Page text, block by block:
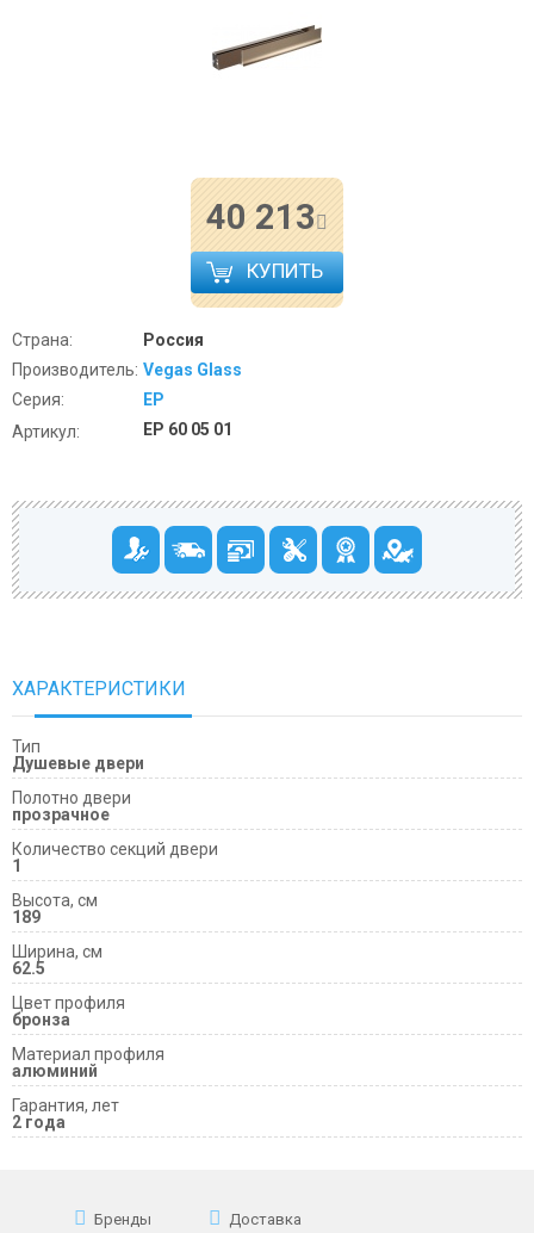
40 213
КУПИТЬ
Страна:
Россия
Производитель: Vegas Glass
Серия:
EP
Артикул:
EP 60 05 01
ХАРАКТЕРИСТИКИ
Тип
Душевые двери
Полотно двери
прозрачное
Количество секций двери
1
Высота, см
189
Ширина, см
62.5
Цвет профиля
бронза
Материал профиля
алюминий
Гарантия, лет
2 года
Бренды Доставка